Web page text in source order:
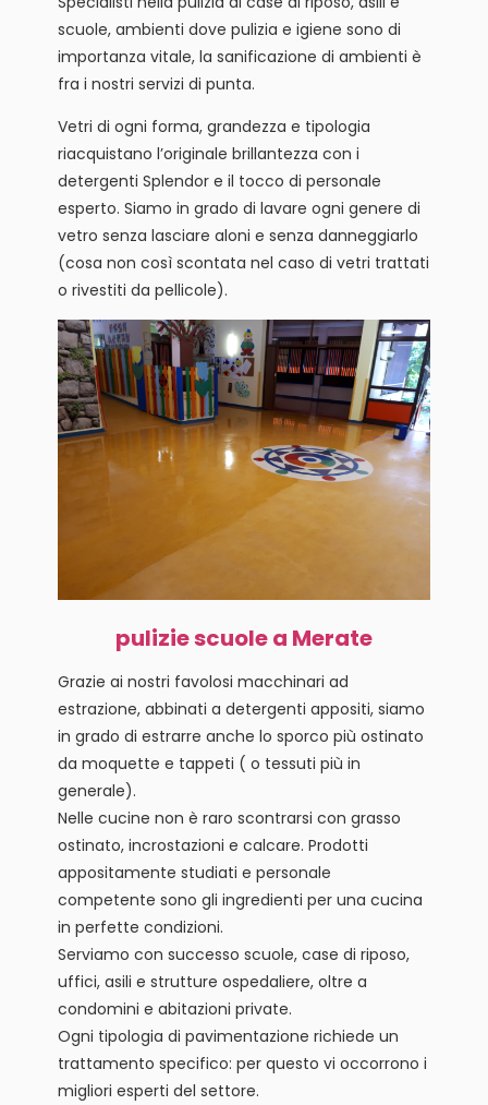
scuole, ambienti dove pulizia e igiene sono di
importanza vitale, la sanificazione di ambienti è
fra i nostri servizi di punta.
Vetri di ogni forma, grandezza e tipologia
riacquistano l’originale brillantezza con i
detergenti Splendor e il tocco di personale
esperto. Siamo in grado di lavare ogni genere di
vetro senza lasciare aloni e senza danneggiarlo
(cosa non così scontata nel caso di vetri trattati
o rivestiti da pellicole).
pulizie scuole a Merate
Grazie ai nostri favolosi macchinari ad
estrazione, abbinati a detergenti appositi, siamo
in grado di estrarre anche lo sporco più ostinato
da moquette e tappeti ( o tessuti più in
generale).
Nelle cucine non è raro scontrarsi con grasso
ostinato, incrostazioni e calcare. Prodotti
appositamente studiati e personale
competente sono gli ingredienti per una cucina
in perfette condizioni.
Serviamo con successo scuole, case di riposo,
uffici, asili e strutture ospedaliere, oltre a
condomini e abitazioni private.
Ogni tipologia di pavimentazione richiede un
trattamento specifico: per questo vi occorrono i
migliori esperti del settore.